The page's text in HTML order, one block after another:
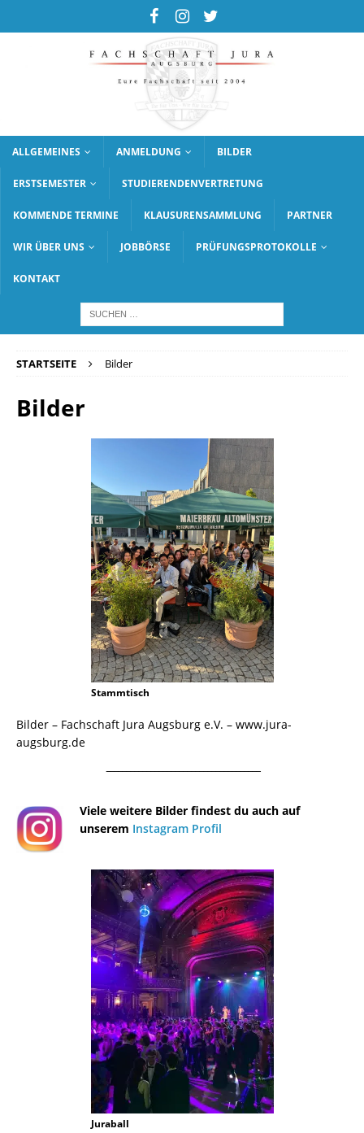
ALLGEMEINES ANMELDUNG BILDER
ERSTSEMESTER STUDIERENDENVERTRETUNG
KOMMENDE TERMINE KLAUSURENSAMMLUNG PARTNER
WIR ÜBER UNS JOBBÖRSE PRÜFUNGSPROTOKOLLE
KONTAKT
STARTSEITE Bilder
Bilder
Stammtisch
Bilder – Fachschaft Jura Augsburg e.V. – www.jura-
augsburg.de
¯¯¯¯¯¯¯¯¯¯¯¯¯¯¯¯¯¯¯¯¯¯¯¯¯¯¯¯¯¯¯¯¯¯¯¯¯¯
Viele weitere Bilder findest du auch auf
unserem Instagram Profil
Juraball